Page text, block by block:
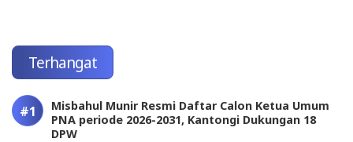
Terhangat
Misbahul Munir Resmi Daftar Calon Ketua Umum
PNA periode 2026-2031, Kantongi Dukungan 18
DPW